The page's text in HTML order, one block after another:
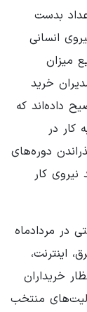
بدست
انسانی
میزان
خرید
داده‌اند که
کار در
دوره‌های
نیروی کار
در مردادماه
اینترنت،
خریداران
منتخب